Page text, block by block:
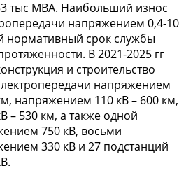
тыс МВА. Наибольший износ
напряжением 0,4-10
нормативный срок службы
В 2021-2025 гг
и строительство
напряжением
напряжением 110 кВ – 600 км,
– 530 км, а также одной
750 кВ, восьми
330 кВ и 27 подстанций